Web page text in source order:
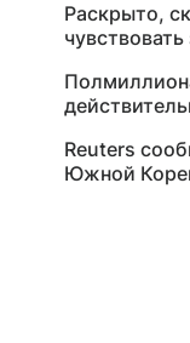
Раскрыто,
чувствовать
Reuters
Южной